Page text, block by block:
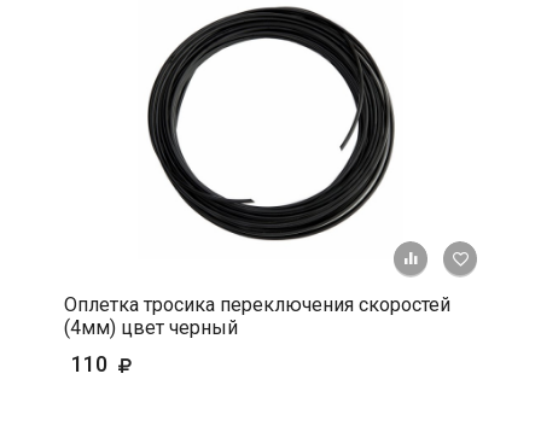
+ К
Оплетка тросика переключения скоростей
(4мм) цвет черный
110